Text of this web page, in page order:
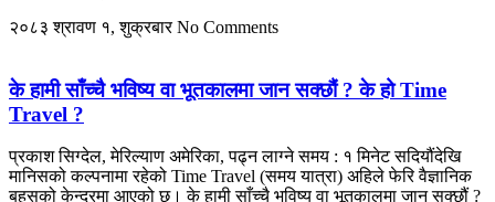
२०८३ श्रावण १, शुक्रबारNo Comments
के हामी साँच्चै भविष्य वा भूतकालमा जान सक्छौं ? के हो Time
Travel ?
प्रकाश सिग्देल, मेरिल्याण अमेरिका, पढ्न लाग्ने समय : १ मिनेट सदियौंदेखि
मानिसको कल्पनामा रहेको Time Travel (समय यात्रा) अहिले फेरि वैज्ञानिक
बहसको केन्द्रमा आएको छ। के हामी साँच्चै भविष्य वा भूतकालमा जान सक्छौं ?